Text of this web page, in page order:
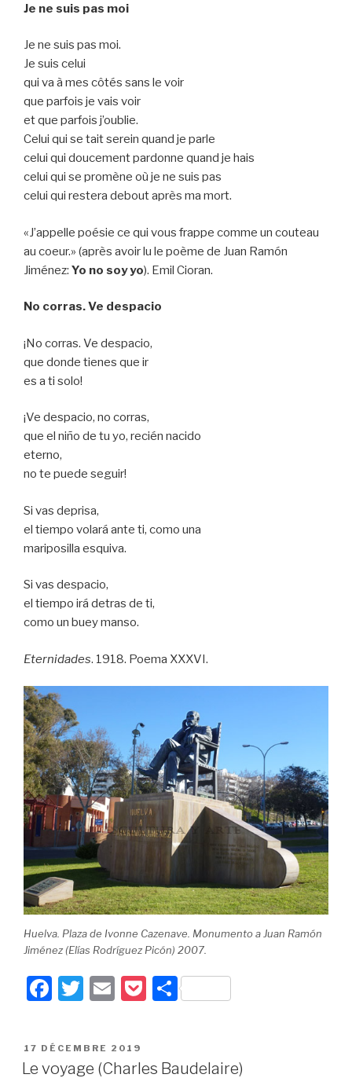
Je ne suis pas moi
Je ne suis pas moi.
Je suis celui
qui va à mes côtés sans le voir
que parfois je vais voir
et que parfois j’oublie.
Celui qui se tait serein quand je parle
celui qui doucement pardonne quand je hais
celui qui se promène où je ne suis pas
celui qui restera debout après ma mort.
«J’appelle poésie ce qui vous frappe comme un couteau
au coeur.» (après avoir lu le poème de Juan Ramón
Jiménez: Yo no soy yo). Emil Cioran.
No corras. Ve despacio
¡No corras. Ve despacio,
que donde tienes que ir
es a ti solo!
¡Ve despacio, no corras,
que el niño de tu yo, recién nacido
eterno,
no te puede seguir!
Si vas deprisa,
el tiempo volará ante ti, como una
mariposilla esquiva.
Si vas despacio,
el tiempo irá detras de ti,
como un buey manso.
Eternidades. 1918. Poema XXXVI.
Huelva. Plaza de Ivonne Cazenave . Monumento a Juan Ramón
Jiménez (Elías Rodríguez Picón) 2007.
F
c
e
T
tt
er
E
ail
P
k
P
g
PUBLIÉ
LE
17 DÉCEMBRE 2019
Le voyage (Charles Baudelaire)